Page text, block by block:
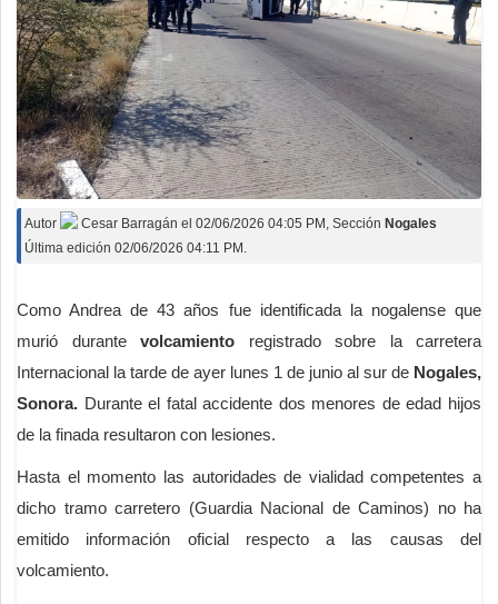
Autor Cesar Barragán el 02/06/2026 04:05 PM , Sección Nogales
Última edición 02/06/2026 04:11 PM.
Como Andrea de 43 años fue identificada la nogalense que
murió durante volcamiento registrado sobre la carretera
Internacional la tarde de ayer lunes 1 de junio al sur de Nogales,
Sonora. Durante el fatal accidente dos menores de edad hijos
de la finada resultaron con lesiones.
Hasta el momento las autoridades de vialidad competentes a
dicho tramo carretero (Guardia Nacional de Caminos) no ha
emitido información oficial respecto a las causas del
volcamiento.